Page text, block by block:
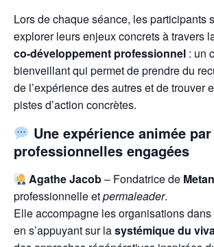
Lors de chaque séance, les participants
explorer leurs enjeux concrets à travers
co-développement professionnel : un
bienveillant qui permet de prendre du
de l’expérience des autres et de trouver
pistes d’action concrètes.
Une expérience animée
professionnelles engagées
Agathe Jacob– Fondatrice de
professionnelle etpermaleader.
Elle accompagne les organisations
en s’appuyant sur lasystémique du